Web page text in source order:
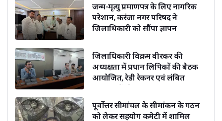
जन्म-मृत्यु प्रमाणपत्र के लिए नागरिक
परेशान, करंजा नगर परिषद ने
जिलाधिकारी को सौंपा ज्ञापन
जिलाधिकारी विक्रम वीरकर की
अध्यक्षता में प्रधान लिपिकों की बैठक
आयोजित, रेडी रेकनर एवं लंबित
पूर्वोत्तर सीमांचल के सीमांकन के गठन
को लेकर सहयोग कमेटी में शामिल